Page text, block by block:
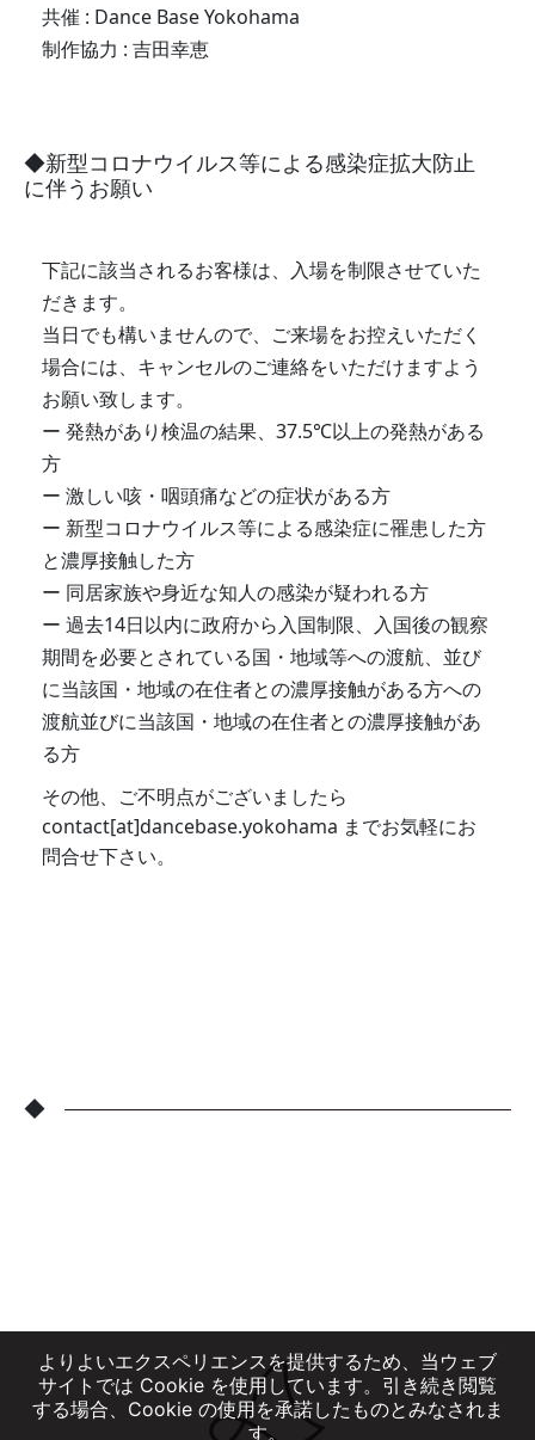
共催 : Dance Base Yokohama
制作協力 : 吉田幸恵
新型コロナウイルス等による感染症拡大防止
に伴うお願い
下記に該当されるお客様は、入場を制限させていた
だきます。
当日でも構いませんので、ご来場をお控えいただく
場合には、キャンセルのご連絡をいただけますよう
お願い致します。
発熱があり検温の結果、37.5℃以上の発熱がある
方
激しい咳・咽頭痛などの症状がある方
新型コロナウイルス等による感染症に罹患した方
と濃厚接触した方
同居家族や身近な知人の感染が疑われる方
過去14日以内に政府から入国制限、入国後の観察
期間を必要とされている国・地域等への渡航、並び
に当該国・地域の在住者との濃厚接触がある方への
渡航並びに当該国・地域の在住者との濃厚接触があ
る方
その他、ご不明点がございましたら
contact[at]dancebase.yokohama までお気軽にお
問合せ下さい。
◆
よりよいエクスペリエンスを提供するため、当ウェブ
サイトでは Cookie を使用しています。引き続き閲覧
する場合、Cookie の使用を承諾したものとみなされま
す。